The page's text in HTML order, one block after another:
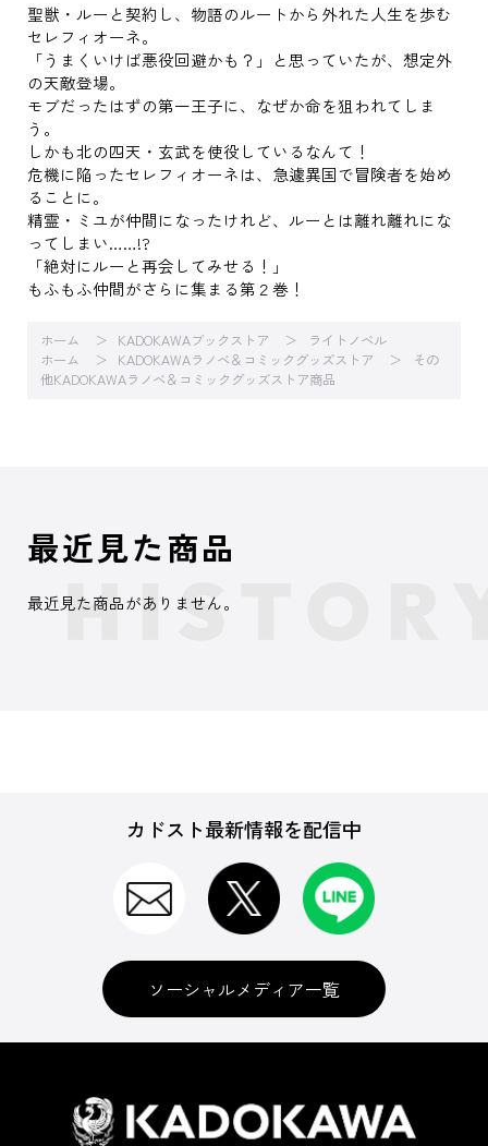
聖獣・ルーと契約し、物語のルートから外れた人生を歩む
セレフィオーネ。
「うまくいけば悪役回避かも？」と思っていたが、想定外
の天敵登場。
モブだったはずの第一王子に、なぜか命を狙われてしま
う。
しかも北の四天・玄武を使役しているなんて！
危機に陥ったセレフィオーネは、急遽異国で冒険者を始め
ることに。
精霊・ミユが仲間になったけれど、ルーとは離れ離れにな
ってしまい……!?
「絶対にルーと再会してみせる！」
もふもふ仲間がさらに集まる第２巻！
ホーム KADOKAWAブックストア
ライトノベル
ホーム
KADOKAWAラノベ＆コミックグッズストア
その
他KADOKAWAラノベ＆コミックグッズストア商品
最近見た商品
最近見た商品がありません。
カドスト最新情報を配信中
ソーシャルメディア一覧